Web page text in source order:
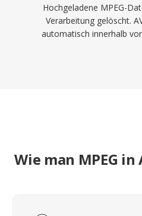
Hochgeladene MPEG-
Verarbeitung gelöscht.
automatisch innerhalb
Wie man MPEG